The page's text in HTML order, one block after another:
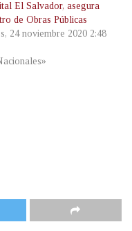
El Salvador, asegura
de Obras Públicas
24 noviembre 2020 2:48